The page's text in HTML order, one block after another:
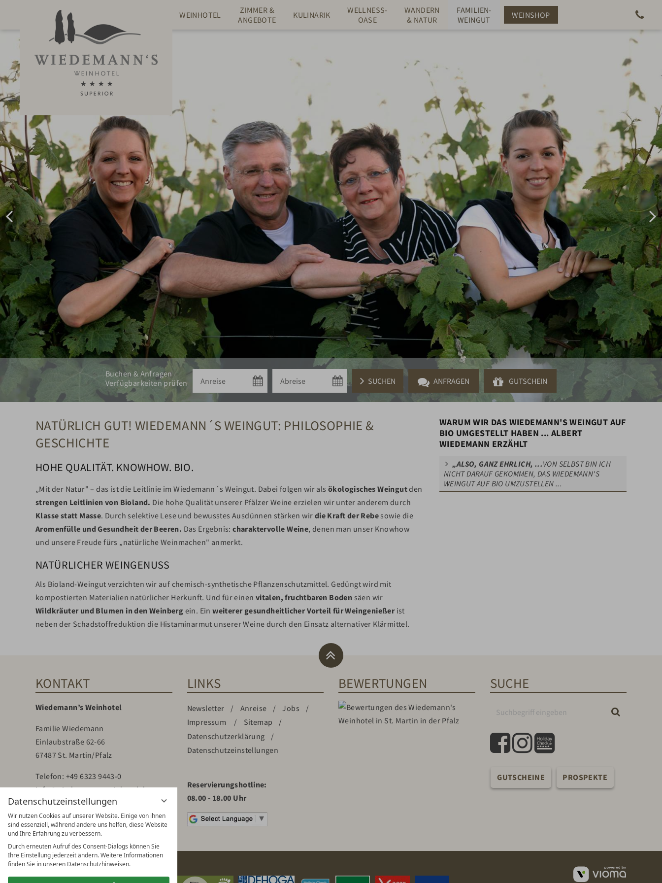
Datenschutzeinstellungen
Wir nutzen Cookies auf unserer Website. Einige von ihnen
sind essenziell, während andere uns helfen, diese Website
und Ihre Erfahrung zu verbessern.
Durch erneuten Aufruf des Consent-Dialogs können Sie
Ihre Einstellung jederzeit ändern. Weitere Informationen
finden Sie in unseren Datenschutzhinweisen.
WEINHOTEL
ZIMMER &
ANGEBOTE
KULINARIK
WELLNESS-
OASE
WANDERN
& NATUR
FAMILIEN-
WEINGUT
WEINSHOP
Buchen & Anfragen
Verfügbarkeiten prüfen
Anreise Abreise Suchen Anfragen Gutschein
Last Minute!
NATÜRLICH GUT! WIEDEMANN´S WEINGUT: PHILOSOPHIE &
GESCHICHTE
HOHE QUALITÄT. KNOWHOW. BIO.
„Mit der Natur" – das ist die Leitlinie im Wiedemann´s Weingut. Dabei folgen wir als ökologisches Weingutden
strengen Leitlinien von Bioland. Die hohe Qualität unserer Pfälzer Weine erzielen wir unter anderem durch
Klasse statt Masse. Durch selektive Lese und bewusstes Ausdünnen stärken wir die Kraft der Rebe sowie die
Aromenfülle und Gesundheit der Beeren. Das Ergebnis:charaktervolle Weine, denen man unser Knowhow
und unsere Freude fürs „natürliche Weinmachen" anmerkt.
NATÜRLICHER WEINGENUSS
Als Bioland-Weingut verzichten wir auf chemisch-synthetische Pflanzenschutzmittel. Gedüngt wird mit
kompostierten Materialien natürlicher Herkunft. Und für einen vitalen, fruchtbaren Boden säen wir
Wildkräuter und Blumen in den Weinberg ein. Einweiterer gesundheitlicher Vorteil für Weingenießerist
neben der Schadstoffreduktion die Histaminarmut unserer Weine durch den Einsatz alternativer Klärmittel.
WARUM WIR DAS WIEDEMANN'S WEINGUT AUF
BIO UMGESTELLT HABEN ... ALBERT
WIEDEMANN ERZÄHLT
„ALSO, GANZ EHRLICH, ...VON SELBST BIN ICH
NICHT DARAUF GEKOMMEN, DAS WIEDEMANN'S
WEINGUT AUF BIO UMZUSTELLEN ...
KONTAKT
Wiedemann’s Weinhotel
Familie Wiedemann
Einlaubstraße 62-66
67487 St. Martin/Pfalz
Telefon: +49 6323 9443-0
info@wiedemanns-weinhotel.de
LINKS
Newsletter Anreise
Jobs
Impressum
Sitemap
Datenschutzerklärung
Datenschutzeinstellungen
Reservierungshotline:
08.00 - 18.00 Uhr
BEWERTUNGEN SUCHE
facebookinstagram
GUTSCHEINE PROSPEKTE